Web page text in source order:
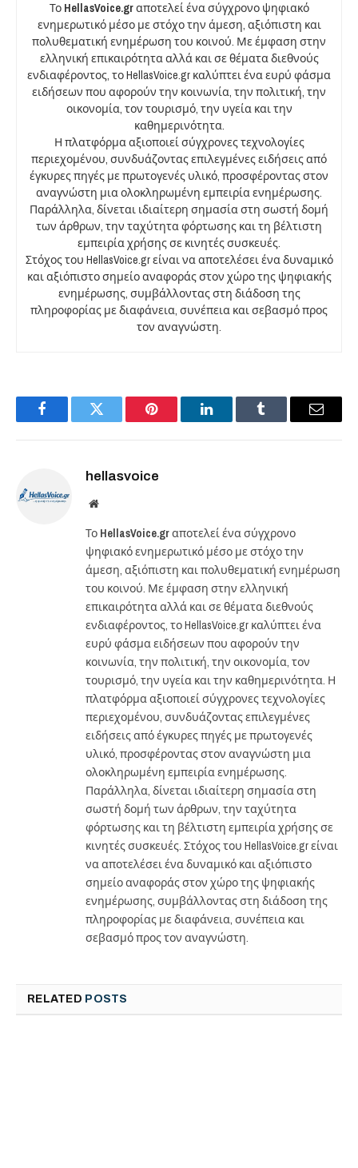
Το HellasVoice.grαποτελεί ένα σύγχρονο ψηφιακό
ενημερωτικό μέσο με στόχο την άμεση, αξιόπιστη και
πολυθεματική ενημέρωση του κοινού. Με έμφαση στην
ελληνική επικαιρότητα αλλά και σε θέματα διεθνούς
ενδιαφέροντος, το HellasVoice.gr καλύπτει ένα ευρύ φάσμα
ειδήσεων που αφορούν την κοινωνία, την πολιτική, την
οικονομία, τον τουρισμό, την υγεία και την
καθημερινότητα.
Η πλατφόρμα αξιοποιεί σύγχρονες τεχνολογίες
περιεχομένου, συνδυάζοντας επιλεγμένες ειδήσεις από
έγκυρες πηγές με πρωτογενές υλικό, προσφέροντας στον
αναγνώστη μια ολοκληρωμένη εμπειρία ενημέρωσης.
Παράλληλα, δίνεται ιδιαίτερη σημασία στη σωστή δομή
των άρθρων, την ταχύτητα φόρτωσης και τη βέλτιστη
εμπειρία χρήσης σε κινητές συσκευές.
Στόχος του HellasVoice.gr είναι να αποτελέσει ένα δυναμικό
και αξιόπιστο σημείο αναφοράς στον χώρο της ψηφιακής
ενημέρωσης, συμβάλλοντας στη διάδοση της
πληροφορίας με διαφάνεια, συνέπεια και σεβασμό προς
τον αναγνώστη.
FacebookTwitter Pinterest LinkedInTumblr Email
hellasvoice
Website
Το HellasVoice.grαποτελεί ένα σύγχρονο
ψηφιακό ενημερωτικό μέσο με στόχο την
άμεση, αξιόπιστη και πολυθεματική ενημέρωση
του κοινού. Με έμφαση στην ελληνική
επικαιρότητα αλλά και σε θέματα διεθνούς
ενδιαφέροντος, το HellasVoice.gr καλύπτει ένα
ευρύ φάσμα ειδήσεων που αφορούν την
κοινωνία, την πολιτική, την οικονομία, τον
τουρισμό, την υγεία και την καθημερινότητα. Η
πλατφόρμα αξιοποιεί σύγχρονες τεχνολογίες
περιεχομένου, συνδυάζοντας επιλεγμένες
ειδήσεις από έγκυρες πηγές με πρωτογενές
υλικό, προσφέροντας στον αναγνώστη μια
ολοκληρωμένη εμπειρία ενημέρωσης.
Παράλληλα, δίνεται ιδιαίτερη σημασία στη
σωστή δομή των άρθρων, την ταχύτητα
φόρτωσης και τη βέλτιστη εμπειρία χρήσης σε
κινητές συσκευές. Στόχος του HellasVoice.gr είναι
να αποτελέσει ένα δυναμικό και αξιόπιστο
σημείο αναφοράς στον χώρο της ψηφιακής
ενημέρωσης, συμβάλλοντας στη διάδοση της
πληροφορίας με διαφάνεια, συνέπεια και
σεβασμό προς τον αναγνώστη.
RELATED POSTS